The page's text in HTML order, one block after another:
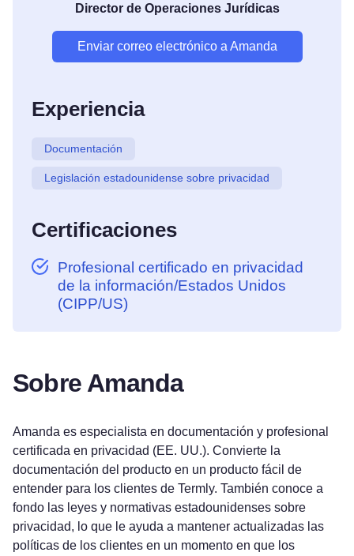
Director de Operaciones Jurídicas
Enviar correo electrónico a Amanda
Experiencia
Documentación
Legislación estadounidense sobre privacidad
Certificaciones
Profesional certificado en privacidad
de la información/Estados Unidos
(CIPP/US)
Sobre Amanda
Amanda es especialista en documentación y profesional
certificada en privacidad (EE. UU.). Convierte la
documentación del producto en un producto fácil de
entender para los clientes de Termly. También conoce a
fondo las leyes y normativas estadounidenses sobre
privacidad, lo que le ayuda a mantener actualizadas las
políticas de los clientes en un momento en que los